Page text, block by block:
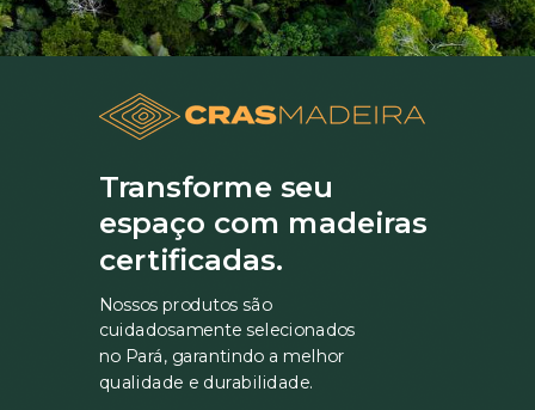
Nossos produtos são
cuidadosamente selecionados
no Pará, garantindo a melhor
qualidade e durabilidade.
Transforme seu
espaço com madeiras
certificadas.